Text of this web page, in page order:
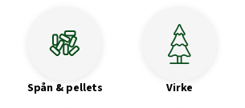
Spån & pellets Virke